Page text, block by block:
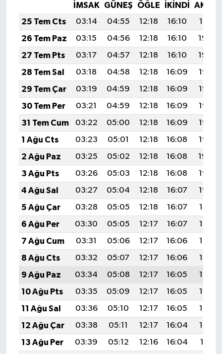
İMSAK GÜNEŞ ÖĞLE İKINDI
25 Tem Cts
03:14 04:55 12:18 16:10
19:31
26 Tem Paz
03:15 04:56 12:18 16:10
19:30
27 Tem Pts
03:17 04:57 12:18 16:10
19:29
28 Tem Sal
03:18 04:58 12:18 16:09
19:28
29 Tem Çar
03:19 04:59 12:18 16:09
19:27
30 Tem Per
03:21 04:59 12:18 16:09
19:27
31 Tem Cum
03:22 05:00 12:18 16:09
19:26
1 Ağu Cts
03:23 05:01 12:18 16:08
19:25
2 Ağu Paz
03:25 05:02 12:18 16:08
19:24
3 Ağu Pts
03:26 05:03 12:18 16:08
19:23
4 Ağu Sal
03:27 05:04 12:18 16:07
19:22
5 Ağu Çar
03:28 05:05 12:18 16:07
19:21
6 Ağu Per
03:30 05:05 12:17 16:07
19:19
7 Ağu Cum
03:31 05:06 12:17 16:06
19:18
8 Ağu Cts
03:32 05:07 12:17 16:06
19:17
9 Ağu Paz
03:34 05:08 12:17 16:05
19:16
10 Ağu Pts
03:35 05:09 12:17 16:05
19:15
11 Ağu Sal
03:36 05:10 12:17 16:05
19:14
12 Ağu Çar
03:38 05:11 12:17 16:04
19:12
13 Ağu Per
03:39 05:12 12:16 16:04
19:11